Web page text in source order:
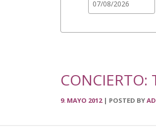
9. MAYO 2012 POSTED BY